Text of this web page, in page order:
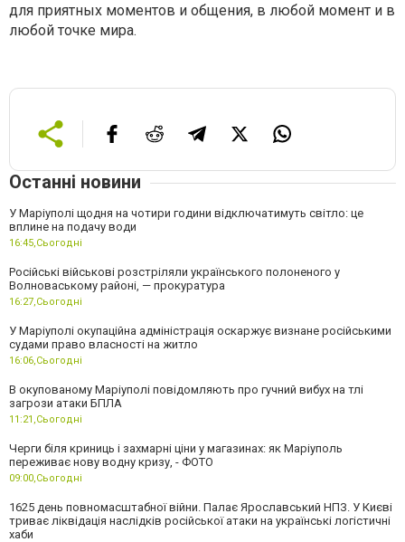
для приятных моментов и общения, в любой момент и в
любой точке мира.
Останні новини
У Маріуполі щодня на чотири години відключатимуть світло: це
вплине на подачу води
16:45,Сьогодні
Російські військові розстріляли українського полоненого у
Волноваському районі, — прокуратура
16:27,Сьогодні
У Маріуполі окупаційна адміністрація оскаржує визнане російськими
судами право власності на житло
16:06,Сьогодні
В окупованому Маріуполі повідомляють про гучний вибух на тлі
загрози атаки БПЛА
11:21,Сьогодні
Черги біля криниць і захмарні ціни у магазинах: як Маріуполь
переживає нову водну кризу, - ФОТО
09:00,Сьогодні
1625 день повномасштабної війни. Палає Ярославський НПЗ. У Києві
триває ліквідація наслідків російської атаки на українські логістичні
хаби